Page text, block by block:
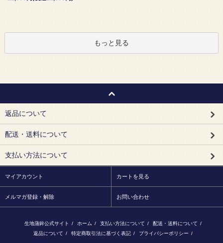
もっと見る
返品について
配送・送料について
支払い方法について
マイアカウント カートを見る
メルマガ登録・解除 お問い合わせ
生地蒲鉾公式サイト / ホーム / 支払い方法について / 配送・送料について /
返品について / 特定商取引法に基づく表記 / プライバシーポリシー /